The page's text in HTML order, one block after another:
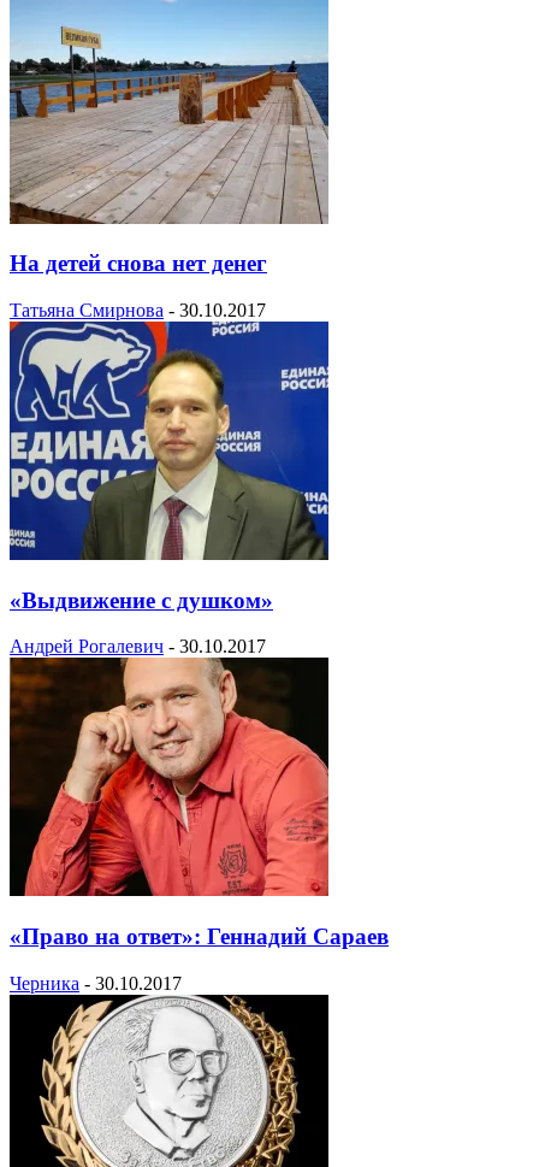
На детей снова нет денег
Татьяна Смирнова - 30.10.2017
«Выдвижение с душком»
Андрей Рогалевич - 30.10.2017
«Право на ответ»: Геннадий Сараев
Черника - 30.10.2017